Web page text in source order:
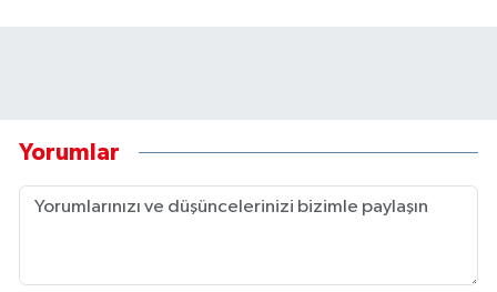
Yorumlar